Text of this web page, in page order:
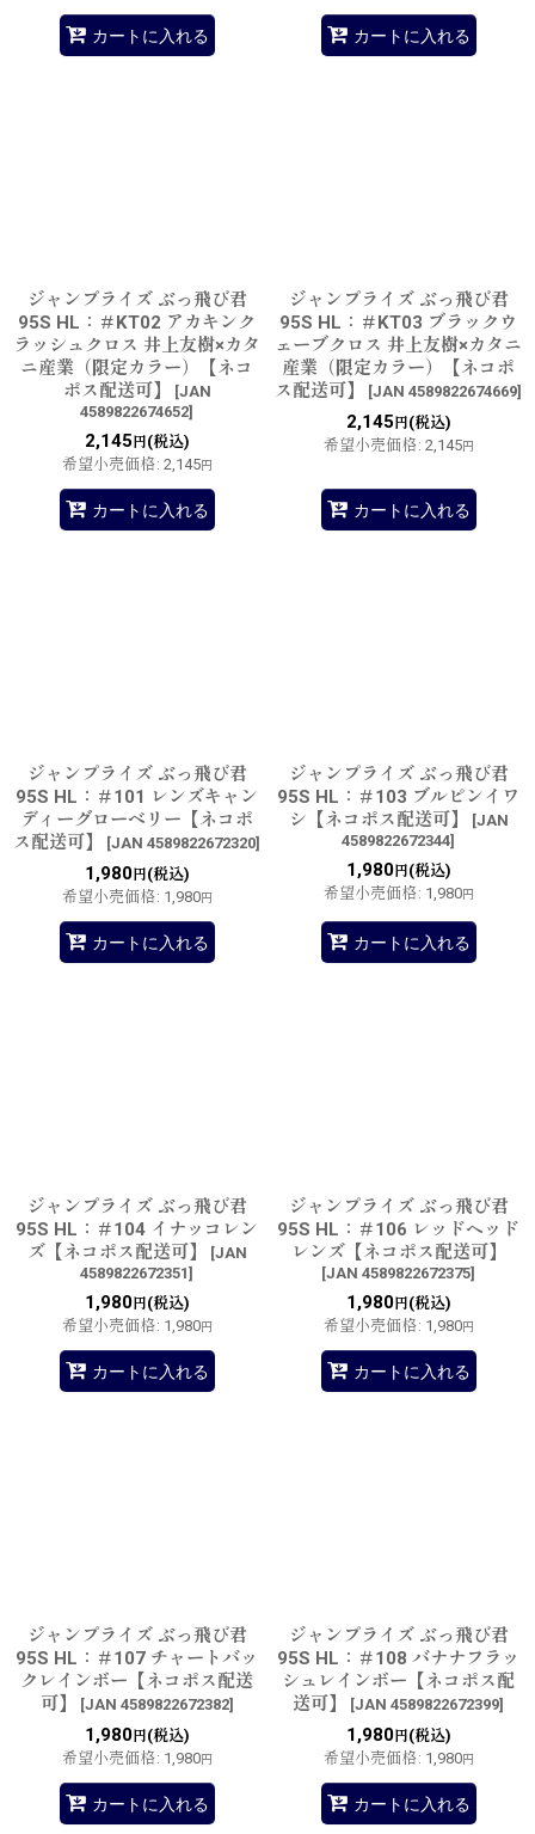
カートに入れる カートに入れる
ジャンプライズ ぶっ飛び君
95S HL：＃KT02 アカキンク
ラッシュクロス 井上友樹×カタ
ニ産業（限定カラー）【ネコ
ポス配送可】
[JAN
4589822674652]
2,145 円(税込)
希望小売価格: 2,145円
カートに入れる
ジャンプライズ ぶっ飛び君
95S HL：＃KT03 ブラックウ
ェーブクロス 井上友樹×カタニ
産業（限定カラー）【ネコポ
ス配送可】
[JAN 4589822674669]
2,145 円(税込)
希望小売価格: 2,145円
カートに入れる
ジャンプライズ ぶっ飛び君
95S HL：＃101 レンズキャン
ディーグローベリー【ネコポ
ス配送可】
[JAN 4589822672320]
1,980円(税込)
希望小売価格: 1,980円
カートに入れる
ジャンプライズ ぶっ飛び君
95S HL：＃103 ブルピンイワ
シ【ネコポス配送可】
[JAN
4589822672344]
1,980円(税込)
希望小売価格: 1,980円
カートに入れる
ジャンプライズ ぶっ飛び君
95S HL：＃104 イナッコレン
ズ【ネコポス配送可】
[JAN
4589822672351]
1,980円(税込)
希望小売価格: 1,980円
カートに入れる
ジャンプライズ ぶっ飛び君
95S HL：＃106 レッドヘッド
レンズ【ネコポス配送可】
[JAN 4589822672375]
1,980円(税込)
希望小売価格: 1,980円
カートに入れる
ジャンプライズ ぶっ飛び君
95S HL：＃107 チャートバッ
クレインボー【ネコポス配送
可】
[JAN 4589822672382]
1,980円(税込)
希望小売価格: 1,980円
カートに入れる
ジャンプライズ ぶっ飛び君
95S HL：＃108 バナナフラッ
シュレインボー【ネコポス配
送可】
[JAN 4589822672399]
1,980円(税込)
希望小売価格: 1,980円
カートに入れる